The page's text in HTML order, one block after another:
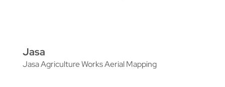
Jasa
Jasa Agriculture Works Aerial Mapping